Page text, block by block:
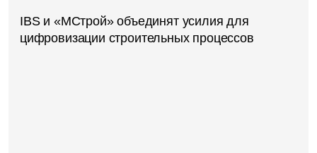
IBS и «МСтрой» объединят усилия для
цифровизации строительных процессов